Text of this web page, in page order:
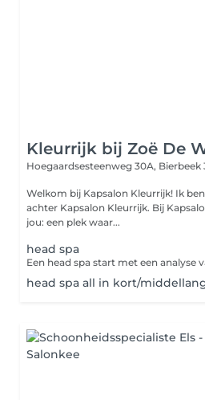
Kleurrijk bij Zoë De
Hoegaardsesteenweg 30A, Bierbeek
Welkom bij Kapsalon Kleurrijk! Ik ben Zoë, 25 jaar en het hart
achter Kapsalon Kleurrijk. Bij Kapsalon Kleurrijk draait alles om
jou: een plek waar...
head spa
head spa all in kort/